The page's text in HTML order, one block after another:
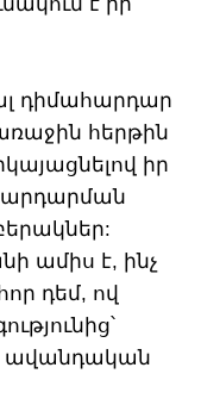
դիմահարդար
հերթին
իր
ամիս է, ինչ
դեմ, ով
ավանդական